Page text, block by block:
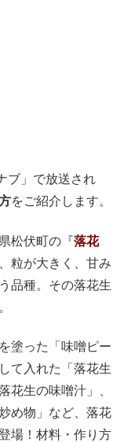
ブ」で放送され
をご紹介します。
松伏町の『落花
粒が大きく、甘み
品種。その落花生
塗った「味噌ピー
て入れた「落花生
花生の味噌汁」、
め物」など、落花
場！材料・作り方